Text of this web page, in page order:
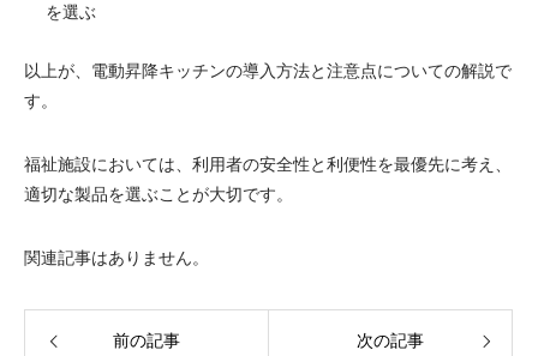
を選ぶ
以上が、電動昇降キッチンの導入方法と注意点についての解説で
す。
福祉施設においては、利用者の安全性と利便性を最優先に考え、
適切な製品を選ぶことが大切です。
関連記事はありません。
前の記事 次の記事